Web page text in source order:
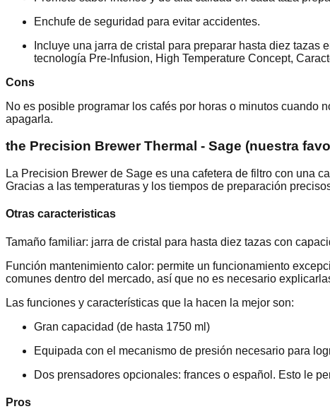
Enchufe de seguridad para evitar accidentes.
Incluye una jarra de cristal para preparar hasta diez
tecnología Pre-Infusion, High Temperature Concept,
Cons
No es posible programar los cafés por horas o minutos cuando
apagarla.
the Precision Brewer Thermal - Sage (nuestra
La Precision Brewer de Sage es una cafetera de filtro con una
Gracias a las temperaturas y los tiempos de preparación
Otras caracteristicas
Tamaño familiar: jarra de cristal para hasta diez tazas con
Función mantenimiento calor: permite un funcionamiento
comunes dentro del mercado, así que no es necesario
Las funciones y características que la hacen la mejor son:
Gran capacidad (de hasta 1750 ml)
Equipada con el mecanismo de presión necesario para
Dos prensadores opcionales: frances o español. Esto le
Pros